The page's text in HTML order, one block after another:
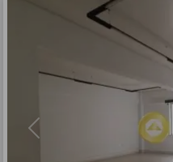
Previous